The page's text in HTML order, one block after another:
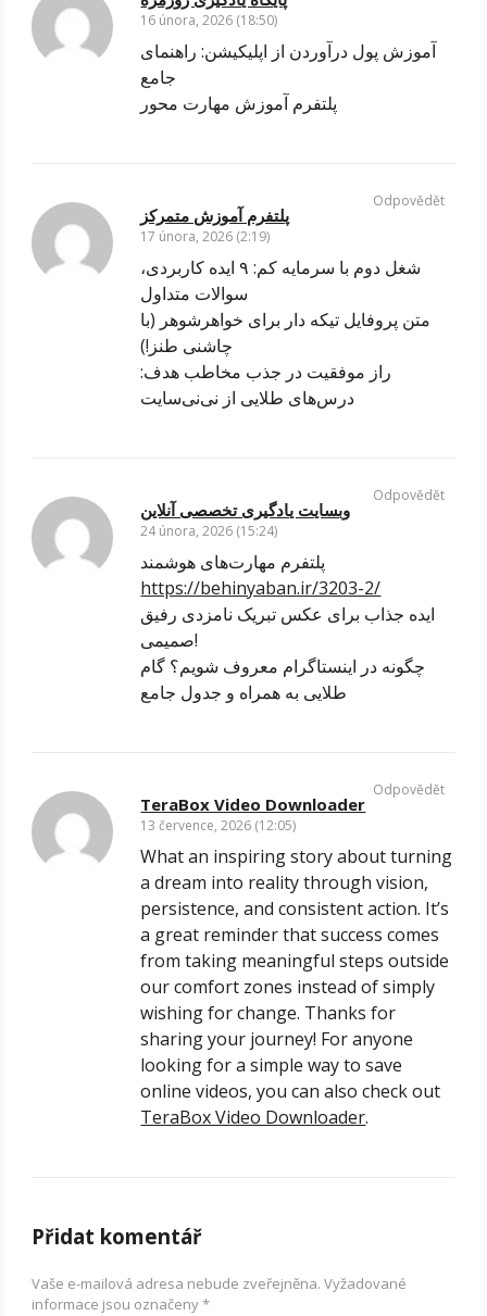
16 února, 2026 (18:50)
آموزش پول درآوردن از اپلیکیشن: راهنمای
جامع
پلتفرم آموزش مهارت محور
پلتفرم آموزش متمرکز
17 února, 2026 (2:19)
شغل دوم با سرمایه کم: ۹ ایده کاربردی،
سوالات متداول
متن پروفایل تیکه دار برای خواهرشوهر (با
چاشنی طنز!)
راز موفقیت در جذب مخاطب هدف:
درس‌های طلایی از نی‌نی‌سایت
Odpovědět
وبسایت یادگیری تخصصی آنلاین
24 února, 2026 (15:24)
پلتفرم مهارت‌های هوشمند
https://behinyaban.ir/3203-2/
ایده جذاب برای عکس تبریک نامزدی رفیق
صمیمی!
چگونه در اینستاگرام معروف شویم؟ گام
طلایی به همراه و جدول جامع
Odpovědět
TeraBox Video Downloader
13 července, 2026 (12:05)
What an inspiring story about turning
a dream into reality through vision,
persistence, and consistent action. It’s
a great reminder that success comes
from taking meaningful steps outside
our comfort zones instead of simply
wishing for change. Thanks for
sharing your journey! For anyone
looking for a simple way to save
online videos, you can also check out
TeraBox Video Downloader.
Odpovědět
Přidat komentář
Vaše e-mailová adresa nebude zveřejněna. Vyžadované
informace jsou označeny*